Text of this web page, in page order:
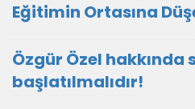
Eğitimin Ortasına
Özgür Özel
başlatılmalıdır!